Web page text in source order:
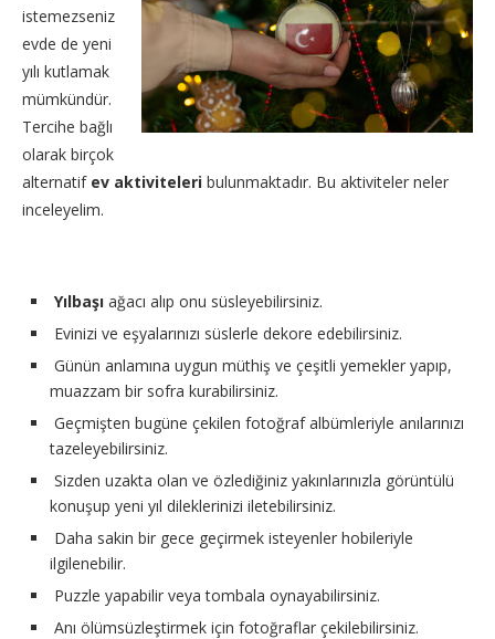
istemezseniz
evde de yeni
yılı kutlamak
mümkündür.
Tercihe bağlı
olarak birçok
alternatif ev aktiviteleri bulunmaktadır. Bu aktiviteler neler
inceleyelim.
Yılbaşı ağacı alıp onu süsleyebilirsiniz.
Evinizi ve eşyalarınızı süslerle dekore edebilirsiniz.
Günün anlamına uygun müthiş ve çeşitli yemekler yapıp,
muazzam bir sofra kurabilirsiniz.
Geçmişten bugüne çekilen fotoğraf albümleriyle anılarınızı
tazeleyebilirsiniz.
Sizden uzakta olan ve özlediğiniz yakınlarınızla görüntülü
konuşup yeni yıl dileklerinizi iletebilirsiniz.
Daha sakin bir gece geçirmek isteyenler hobileriyle
ilgilenebilir.
Puzzle yapabilir veya tombala oynayabilirsiniz.
Anı ölümsüzleştirmek için fotoğraflar çekilebilirsiniz.